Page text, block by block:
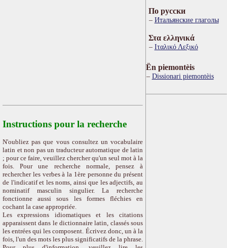
Instructions pour la recherche
N'oubliez pas que vous consultez un vocabulaire
latin et non pas un traducteur automatique de latin
; pour ce faire, veuillez chercher qu'un seul mot à la
fois. Pour une recherche normale, pensez à
rechercher les verbes à la 1ère personne du présent
de l'indicatif et les noms, ainsi que les adjectifs, au
nominatif masculin singulier. La recherche
fonctionne aussi sous les formes fléchies en
cochant la case appropriée.
Les expressions idiomatiques et les citations
apparaissent dans le dictionnaire latin, classés sous
les entrées qui les composent. Écrivez donc, un à la
fois, l'un des mots les plus significatifs de la phrase.
По русски
Итальянские глаголы
Στα ελληνικά
Ιταλικό Λεξικό
Ën piemontèis
Dissionari piemontèis